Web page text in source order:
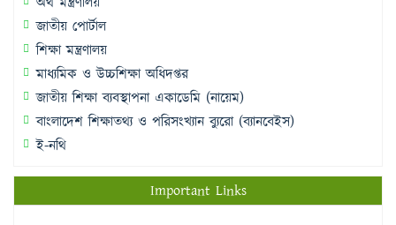
জাতীয় পোর্টাল
শিক্ষা মন্ত্রণালয়
মাধ্যমিক ও উচ্চশিক্ষা অধিদপ্তর
জাতীয় শিক্ষা ব্যবস্থাপনা একাডেমি (নায়েম)
বাংলাদেশ শিক্ষাতথ্য ও পরিসংখ্যান ব্যুরো (ব্যানবেইস)
ই-নথি
Important Links